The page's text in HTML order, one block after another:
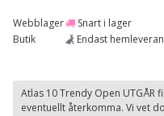
Webblager
Snart i lager
Butik
Endast
Atlas 10 Trendy Open UTGÅR
eventuellt återkomma. Vi vet